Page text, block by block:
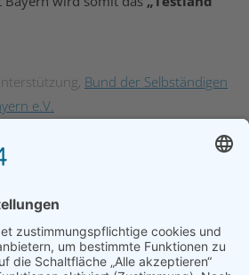
Bund der Selbständigen
e.V.
29. März 2021